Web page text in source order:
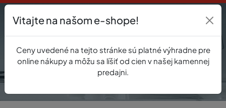
0
Vitajte na našom e-shope!
Ceny uvedené na tejto stránke sú platné výhradne pre
online nákupy a môžu sa líšiť od cien v našej kamennej
predajni.